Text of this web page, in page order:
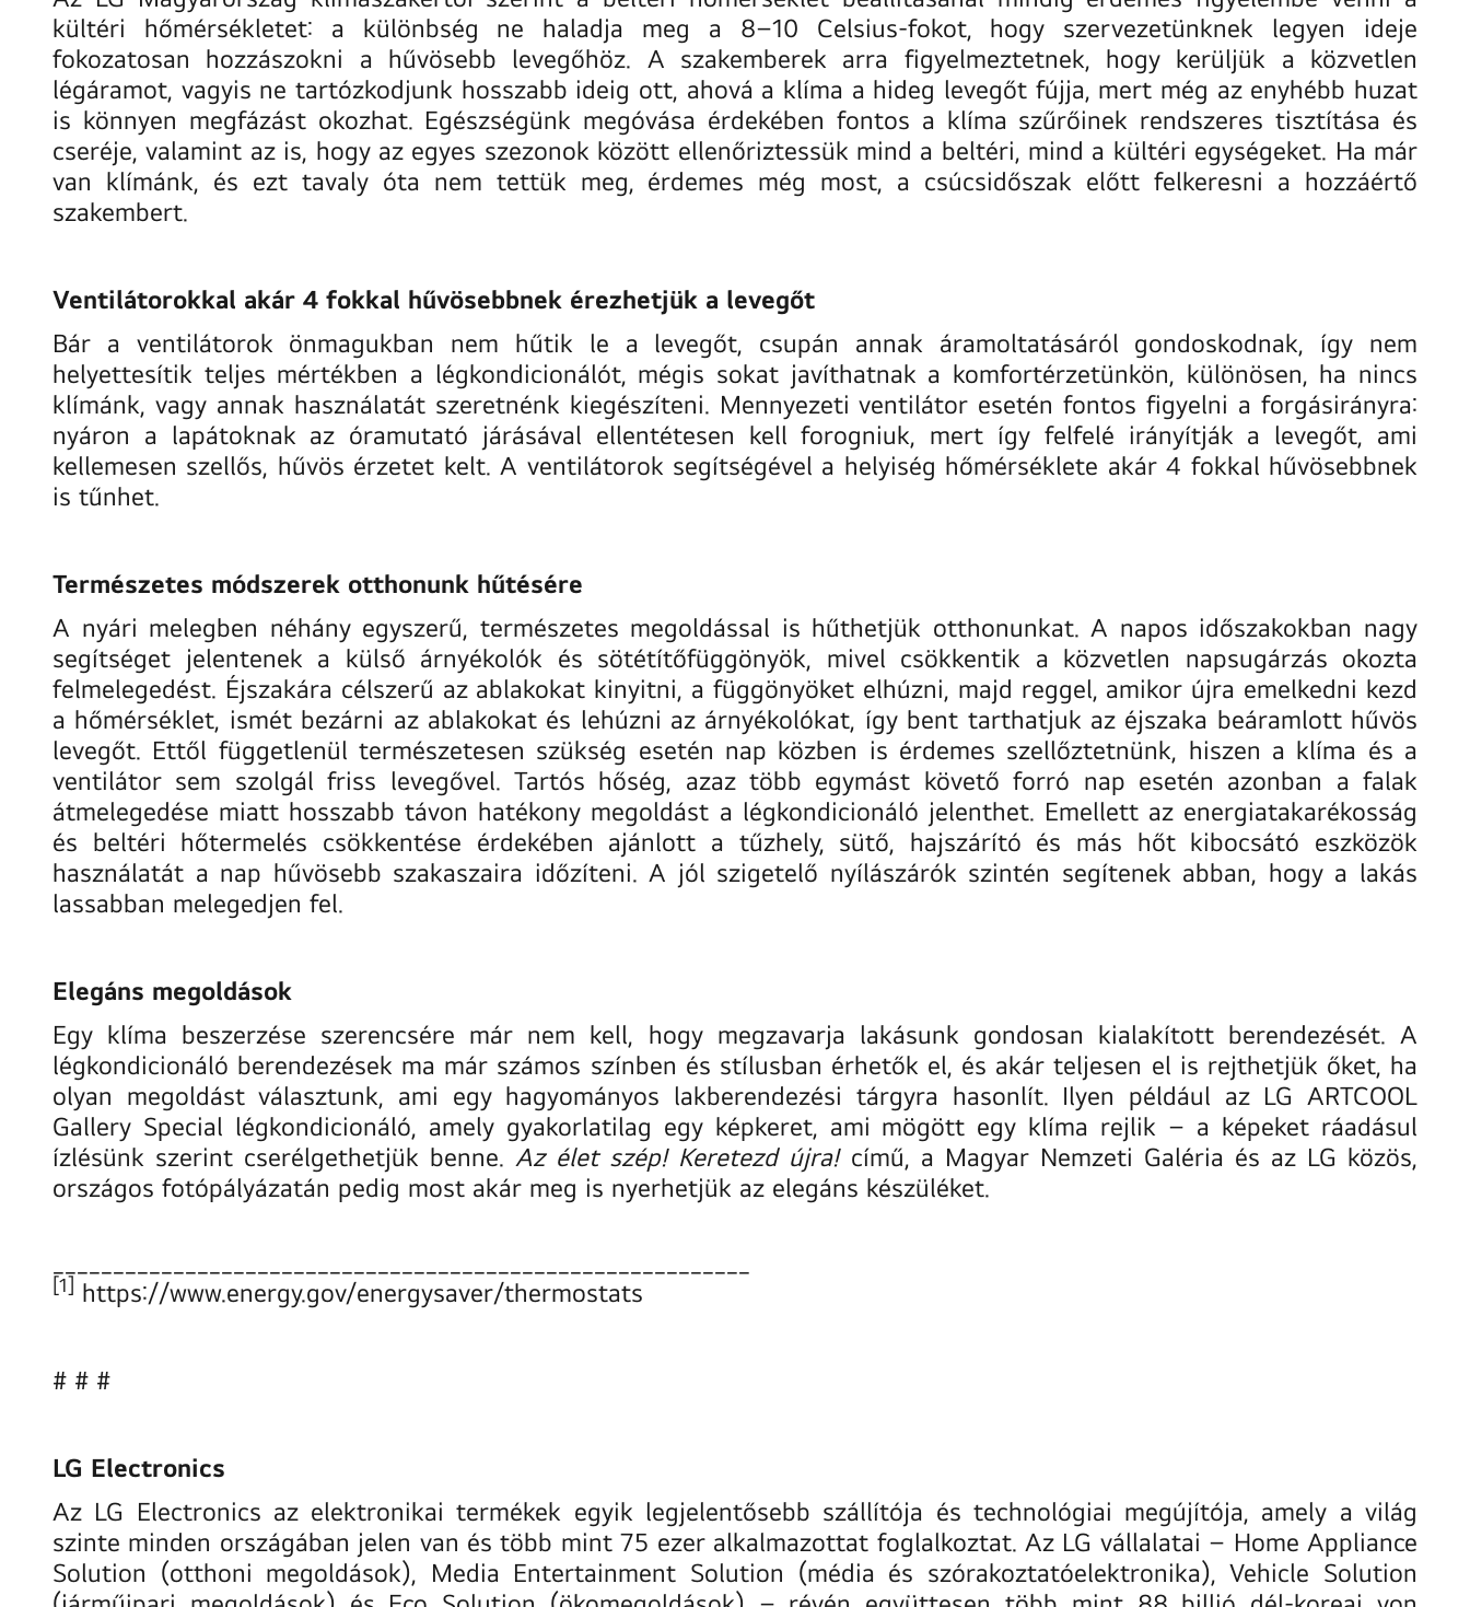
kültéri hőmérsékletet: a különbség ne haladja meg a 8–10 Celsius-fokot, hogy szervezetünknek legyen ideje
fokozatosan hozzászokni a hűvösebb levegőhöz. A szakemberek arra figyelmeztetnek, hogy kerüljük a közvetlen
légáramot, vagyis ne tartózkodjunk hosszabb ideig ott, ahová a klíma a hideg levegőt fújja, mert még az enyhébb huzat
is könnyen megfázást okozhat. Egészségünk megóvása érdekében fontos a klíma szűrőinek rendszeres tisztítása és
cseréje, valamint az is, hogy az egyes szezonok között ellenőriztessük mind a beltéri, mind a kültéri egységeket. Ha már
van klímánk, és ezt tavaly óta nem tettük meg, érdemes még most, a csúcsidőszak előtt felkeresni a hozzáértő
szakembert.
Ventilátorokkal akár 4 fokkal hűvösebbnek érezhetjük a levegőt
Bár a ventilátorok önmagukban nem hűtik le a levegőt, csupán annak áramoltatásáról gondoskodnak, így nem
helyettesítik teljes mértékben a légkondicionálót, mégis sokat javíthatnak a komfortérzetünkön, különösen, ha nincs
klímánk, vagy annak használatát szeretnénk kiegészíteni. Mennyezeti ventilátor esetén fontos figyelni a forgásirányra:
nyáron a lapátoknak az óramutató járásával ellentétesen kell forogniuk, mert így felfelé irányítják a levegőt, ami
kellemesen szellős, hűvös érzetet kelt. A ventilátorok segítségével a helyiség hőmérséklete akár 4 fokkal hűvösebbnek
is tűnhet.
Természetes módszerek otthonunk hűtésére
A nyári melegben néhány egyszerű, természetes megoldással is hűthetjük otthonunkat. A napos időszakokban nagy
segítséget jelentenek a külső árnyékolók és sötétítőfüggönyök, mivel csökkentik a közvetlen napsugárzás okozta
felmelegedést. Éjszakára célszerű az ablakokat kinyitni, a függönyöket elhúzni, majd reggel, amikor újra emelkedni kezd
a hőmérséklet, ismét bezárni az ablakokat és lehúzni az árnyékolókat, így bent tarthatjuk az éjszaka beáramlott hűvös
levegőt. Ettől függetlenül természetesen szükség esetén nap közben is érdemes szellőztetnünk, hiszen a klíma és a
ventilátor sem szolgál friss levegővel. Tartós hőség, azaz több egymást követő forró nap esetén azonban a falak
átmelegedése miatt hosszabb távon hatékony megoldást a légkondicionáló jelenthet. Emellett az energiatakarékosság
és beltéri hőtermelés csökkentése érdekében ajánlott a tűzhely, sütő, hajszárító és más hőt kibocsátó eszközök
használatát a nap hűvösebb szakaszaira időzíteni. A jól szigetelő nyílászárók szintén segítenek abban, hogy a lakás
lassabban melegedjen fel.
Elegáns megoldások
Egy klíma beszerzése szerencsére már nem kell, hogy megzavarja lakásunk gondosan kialakított berendezését. A
légkondicionáló berendezések ma már számos színben és stílusban érhetők el, és akár teljesen el is rejthetjük őket, ha
olyan megoldást választunk, ami egy hagyományos lakberendezési tárgyra hasonlít. Ilyen például az LG ARTCOOL
Gallery Special légkondicionáló, amely gyakorlatilag egy képkeret, ami mögött egy klíma rejlik – a képeket ráadásul
ízlésünk szerint cserélgethetjük benne. Az élet szép! Keretezd újra! című, a Magyar Nemzeti Galéria és az LG közös,
országos fotópályázatán pedig most akár meg is nyerhetjük az elegáns készüléket.
[1] https://www.energy.gov/energysaver/thermostats
# # #
LG Electronics
Az LG Electronics az elektronikai termékek egyik legjelentősebb szállítója és technológiai megújítója, amely a világ
szinte minden országában jelen van és több mint 75 ezer alkalmazottat foglalkoztat. Az LG vállalatai – Home Appliance
Solution (otthoni megoldások), Media Entertainment Solution (média és szórakoztatóelektronika), Vehicle Solution